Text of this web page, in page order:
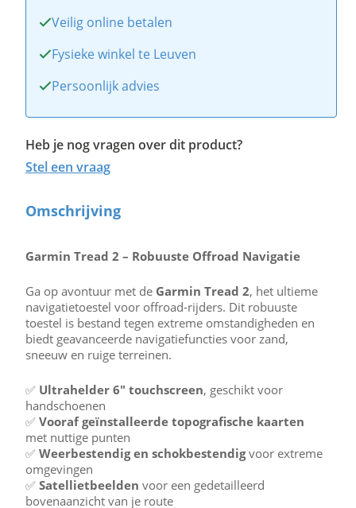
Veilig online betalen
Fysieke winkel te Leuven
Persoonlijk advies
Heb je nog vragen over dit product?
Stel een vraag
Omschrijving
Garmin Tread 2 – Robuuste Offroad Navigatie
Ga op avontuur met de Garmin Tread 2, het ultieme
navigatietoestel voor offroad-rijders. Dit robuuste
toestel is bestand tegen extreme omstandigheden en
biedt geavanceerde navigatiefuncties voor zand,
sneeuw en ruige terreinen.
✅ Ultrahelder 6″ touchscreen, geschikt voor
handschoenen
✅ Vooraf geïnstalleerde topografische kaarten
met nuttige punten
✅ Weerbestendig en schokbestendigvoor extreme
omgevingen
✅ Satellietbeelden voor een gedetailleerd
bovenaanzicht van je route